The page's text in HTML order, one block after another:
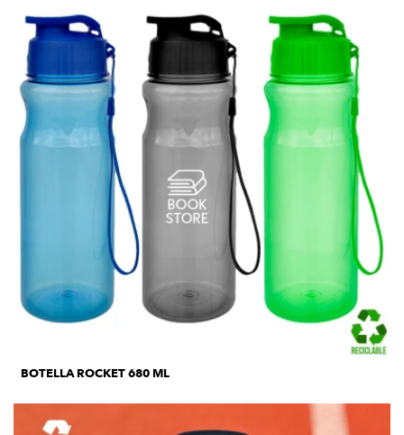
BOTELLA ROCKET 680 ML